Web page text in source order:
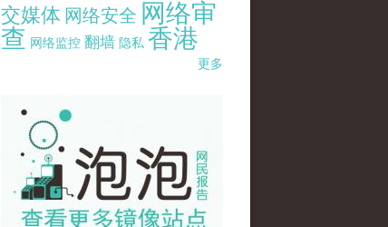
交媒体 网络安全 网络审
查 网络监控 翻墙 隐私 香港
更多
pao-pao-banner-mirror-site-120814.jpg